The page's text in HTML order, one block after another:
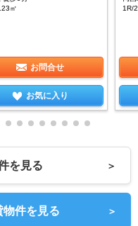
㎡
お問合せ
お気に入り
1R/
を見る ＞
件を見る ＞